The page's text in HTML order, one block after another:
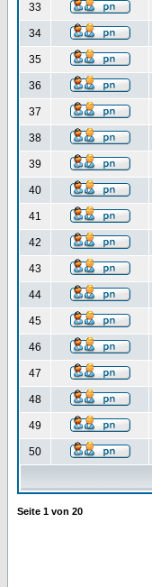
33
34
35
36
37
38
39
40
41
42
43
44
45
46
47
48
49
50
Seite 1 von 20